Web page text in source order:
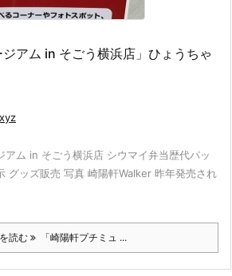
ジアム in そごう横浜店」ひょうちゃ
xyz
アム in そごう横浜店 シウマイ弁当歴代パッ
グッズ販売 写真 崎陽軒Walker 昨年発売され
読む 「崎陽軒プチミュ ...